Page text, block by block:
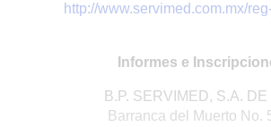
http://www.servimed.com.mx/
Informes e
B.P. SERVIMED, S.A. DE
Barranca del Muerto No.